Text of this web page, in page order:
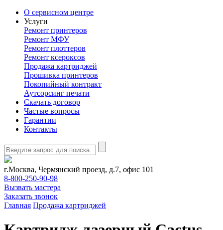
О сервисном центре
Услуги
Ремонт принтеров
Ремонт МФУ
Ремонт плоттеров
Ремонт ксероксов
Продажа картриджей
Прошивка принтеров
Покопийный контракт
Аутсорсинг печати
Скачать договор
Частые вопросы
Гарантии
Контакты
г.Москва, Чермянский проезд, д.7, офис 101
8-800-250-90-98
Вызвать мастера
Заказать звонок
Главная Продажа картриджей